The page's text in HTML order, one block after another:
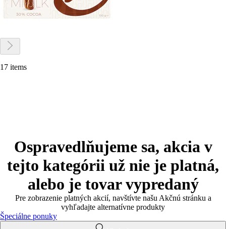
17 items
Ospravedlňujeme sa, akcia v
tejto kategórii už nie je platná,
alebo je tovar vypredaný
Pre zobrazenie platných akcií, navštívte našu Akčnú stránku a
vyhľadajte alternatívne produkty
Špeciálne ponuky